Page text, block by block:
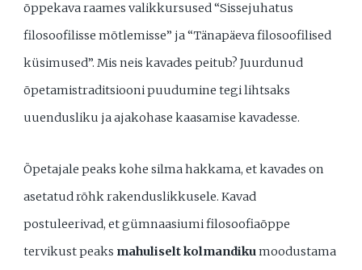
õppekava raames valikkursused “Sissejuhatus
filosoofilisse mõtlemisse” ja “Tänapäeva filosoofilised
küsimused”. Mis neis kavades peitub? Juurdunud
õpetamistraditsiooni puudumine tegi lihtsaks
uuendusliku ja ajakohase kaasamise kavadesse.
Õpetajale peaks kohe silma hakkama, et kavades on
asetatud rõhk rakenduslikkusele. Kavad
postuleerivad, et gümnaasiumi filosoofiaõppe
tervikust peaks mahuliselt kolmandikumoodustama